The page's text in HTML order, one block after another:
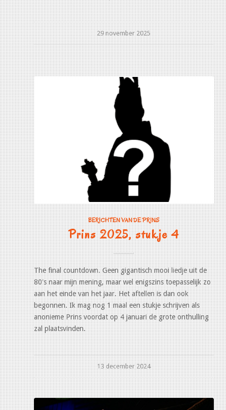
29 november 2025
BERICHTEN VAN DE PRINS
Prins 2025, stukje 4
The final countdown. Geen gigantisch mooi liedje uit de
80's naar mijn mening, maar wel enigszins toepasselijk zo
aan het einde van het jaar. Het aftellen is dan ook
begonnen. Ik mag nog 1 maal een stukje schrijven als
anonieme Prins voordat op 4 januari de grote onthulling
zal plaatsvinden.
13 december 2024